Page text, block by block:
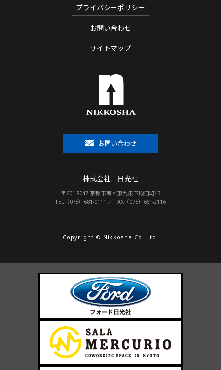
お問い合わせ
株式会社 日光社
〒601-8047 京都市南区東九条下殿田町43
TEL（075）681-0111 ／ FAX（075）661-2116
プライバシーポリシー
お問い合わせ
サイトマップ
Copyright © Nikkosha Co. Ltd.